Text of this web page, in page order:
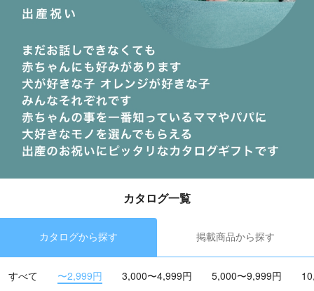
カタログ一覧
カタログから探す 掲載商品から探す
すべて 〜2,999円 3,000〜4,999円 5,000〜9,999円